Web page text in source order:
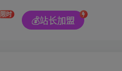
限时 💰站长加盟